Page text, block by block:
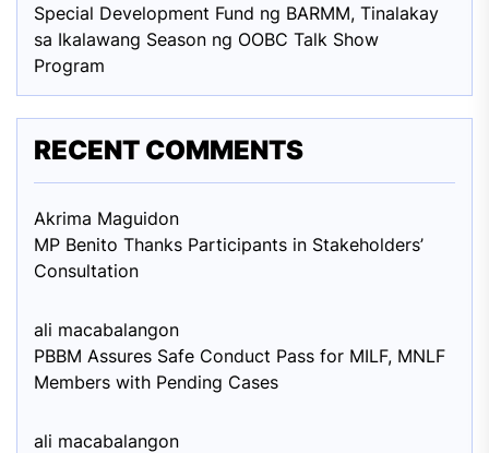
Special Development Fund ng BARMM, Tinalakay
sa Ikalawang Season ng OOBC Talk Show
Program
RECENT COMMENTS
Akrima Maguidon
MP Benito Thanks Participants in Stakeholders’
Consultation
ali macabalangon
PBBM Assures Safe Conduct Pass for MILF, MNLF
Members with Pending Cases
ali macabalangon